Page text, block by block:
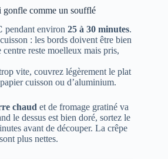
gonfle comme un soufflé
pendant environ 25 à 30 minutes.
: les bords doivent être bien
reste moelleux mais pris,
vite, couvrez légèrement le plat
cuisson ou d’aluminium.
chaud et de fromage gratiné va
le dessus est bien doré, sortez le
avant de découper. La crêpe
plus nettes.